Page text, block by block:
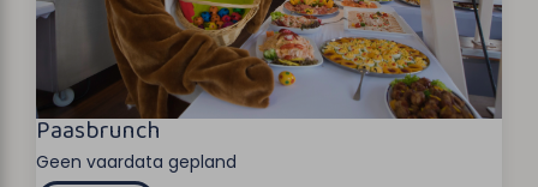
Paasbrunch
Geen vaardata gepland